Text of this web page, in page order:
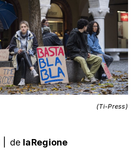
(Ti-Press)
de laRegione